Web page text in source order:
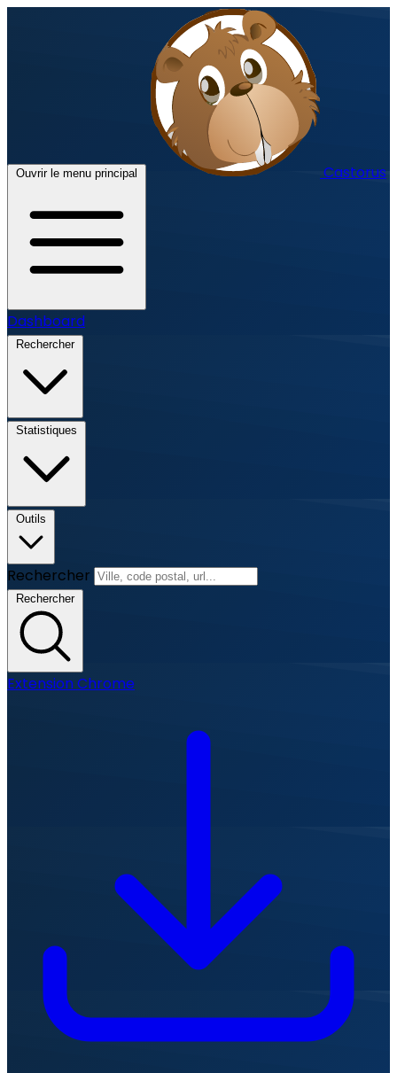
Ouvrir le menu principal Castorus
Dashboard
Rechercher
Statistiques
Outils
Rechercher
Rechercher
Extension Chrome